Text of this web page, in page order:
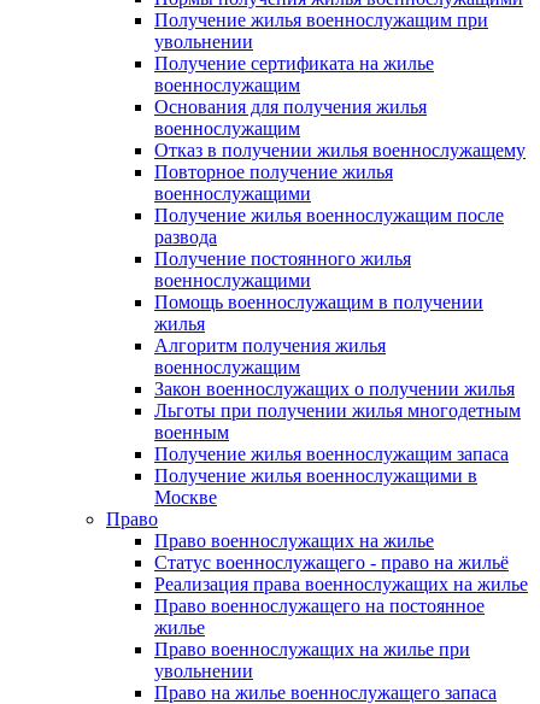
Получение жилья военнослужащим при
увольнении
Получение сертификата на жилье
военнослужащим
Основания для получения жилья
военнослужащим
Отказ в получении жилья военнослужащему
Повторное получение жилья
военнослужащими
Получение жилья военнослужащим после
развода
Получение постоянного жилья
военнослужащими
Помощь военнослужащим в получении
жилья
Алгоритм получения жилья
военнослужащим
Закон военнослужащих о получении жилья
Льготы при получении жилья многодетным
военным
Получение жилья военнослужащим запаса
Получение жилья военнослужащими в
Москве
Право
Право военнослужащих на жилье
Статус военнослужащего - право на жильё
Реализация права военнослужащих на жилье
Право военнослужащего на постоянное
жилье
Право военнослужащих на жилье при
увольнении
Право на жилье военнослужащего запаса